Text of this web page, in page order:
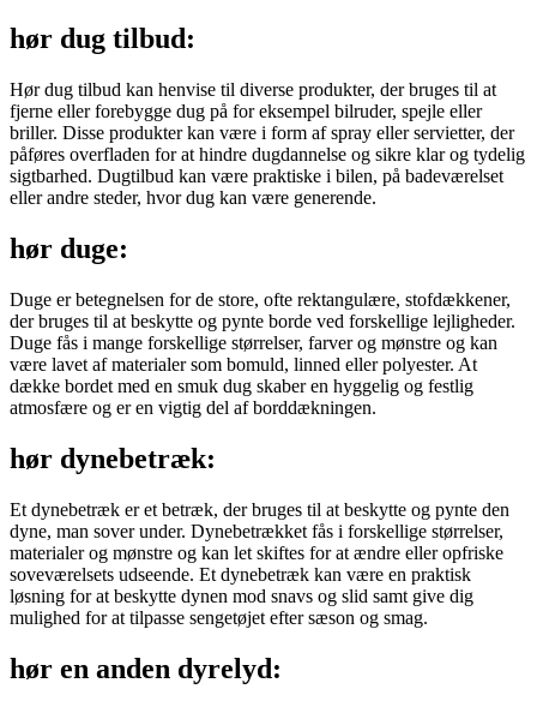
hør dug tilbud:
Hør dug tilbud kan henvise til diverse produkter, der bruges til at
fjerne eller forebygge dug på for eksempel bilruder, spejle eller
briller. Disse produkter kan være i form af spray eller servietter, der
påføres overfladen for at hindre dugdannelse og sikre klar og tydelig
sigtbarhed. Dugtilbud kan være praktiske i bilen, på badeværelset
eller andre steder, hvor dug kan være generende.
hør duge:
Duge er betegnelsen for de store, ofte rektangulære, stofdækkener,
der bruges til at beskytte og pynte borde ved forskellige lejligheder.
Duge fås i mange forskellige størrelser, farver og mønstre og kan
være lavet af materialer som bomuld, linned eller polyester. At
dække bordet med en smuk dug skaber en hyggelig og festlig
atmosfære og er en vigtig del af borddækningen.
hør dynebetræk:
Et dynebetræk er et betræk, der bruges til at beskytte og pynte den
dyne, man sover under. Dynebetrækket fås i forskellige størrelser,
materialer og mønstre og kan let skiftes for at ændre eller opfriske
soveværelsets udseende. Et dynebetræk kan være en praktisk
løsning for at beskytte dynen mod snavs og slid samt give dig
mulighed for at tilpasse sengetøjet efter sæson og smag.
hør en anden dyrelyd: